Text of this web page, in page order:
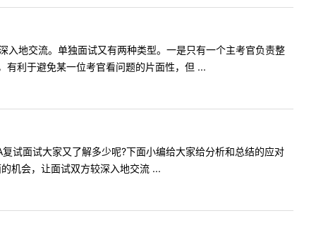
地交流。单独面试又有两种类型。一是只有一个主考官负责整
有利于避免某一位考官看问题的片面性，但 ...
试面试大家又了解多少呢?下面小编给大家给分析和总结的应对
会，让面试双方较深入地交流 ...